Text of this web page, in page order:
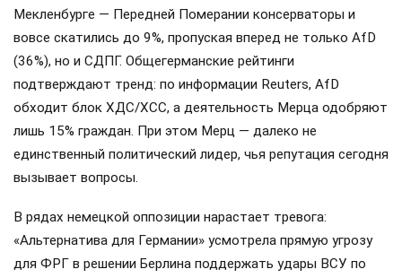
Мекленбурге — Передней Померании консерваторы и
вовсе скатились до 9%, пропуская вперед не только AfD
(36%), но и СДПГ. Общегерманские рейтинги
подтверждают тренд: по информации Reuters, AfD
обходит блок ХДС/ХСС, а деятельность Мерца одобряют
лишь 15% граждан. При этом Мерц — далеко не
единственный политический лидер, чья репутация сегодня
вызывает вопросы.
В рядах немецкой оппозиции нарастает тревога:
«Альтернатива для Германии» усмотрела прямую угрозу
для ФРГ в решении Берлина поддержать удары ВСУ по